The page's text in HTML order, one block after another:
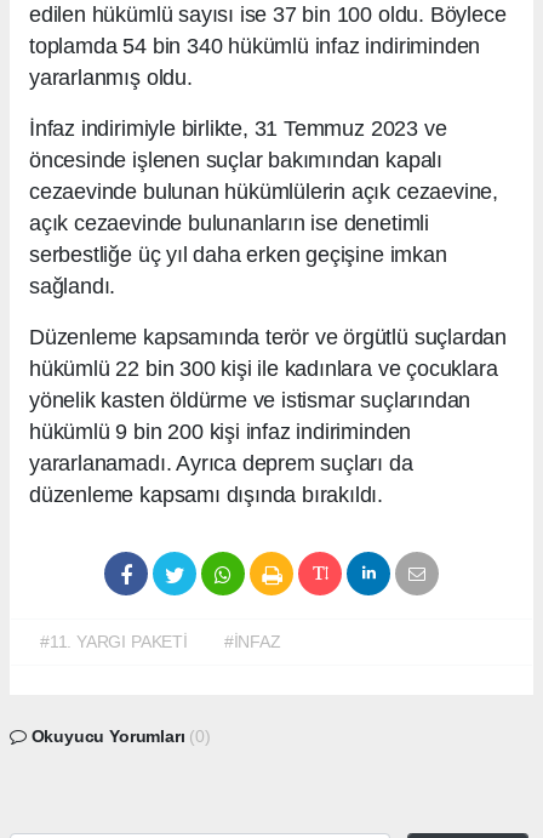
edilen hükümlü sayısı ise 37 bin 100 oldu. Böylece
toplamda 54 bin 340 hükümlü infaz indiriminden
yararlanmış oldu.
İnfaz indirimiyle birlikte, 31 Temmuz 2023 ve
öncesinde işlenen suçlar bakımından kapalı
cezaevinde bulunan hükümlülerin açık cezaevine,
açık cezaevinde bulunanların ise denetimli
serbestliğe üç yıl daha erken geçişine imkan
sağlandı.
Düzenleme kapsamında terör ve örgütlü suçlardan
hükümlü 22 bin 300 kişi ile kadınlara ve çocuklara
yönelik kasten öldürme ve istismar suçlarından
hükümlü 9 bin 200 kişi infaz indiriminden
yararlanamadı. Ayrıca deprem suçları da
düzenleme kapsamı dışında bırakıldı.
#11. YARGI PAKETİ #İNFAZ
Okuyucu Yorumları (0)